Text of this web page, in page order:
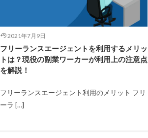
2021年7月9日
フリーランスエージェントを利用するメリッ
トは？現役の副業ワーカーが利用上の注意点
を解説！
フリーランスエージェント利用のメリット フリ
ーラ […]